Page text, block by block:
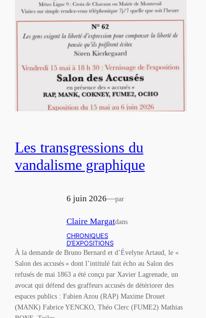
Les transgressions du
vandalisme graphique
6 juin 2026—par
Claire Margatdans
CHRONIQUES
D’EXPOSITIONS
À la demande de Bruno Bernard et d’Évelyne Artaud, le «
Salon des accusés » dont l’intitulé fait écho au Salon des
refusés de mai 1863 a été conçu par Xavier Lagrenade, un
avocat qui défend des graffeurs accusés de détériorer des
espaces publics : Fabien Azou (RAP) Maxime Drouet
(MANK) Fabrice YENCKO, Théo Clerc (FUME2) Mathias